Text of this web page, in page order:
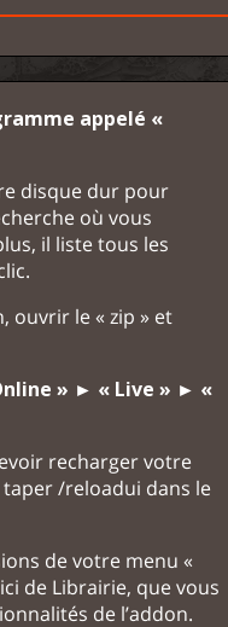
appelé «
disque dur pour
où vous
il liste tous les
ouvrir le « zip » et
» ► « Live » ► «
recharger votre
/reloadui dans le
de votre menu «
de Librairie, que vous
de l’addon.